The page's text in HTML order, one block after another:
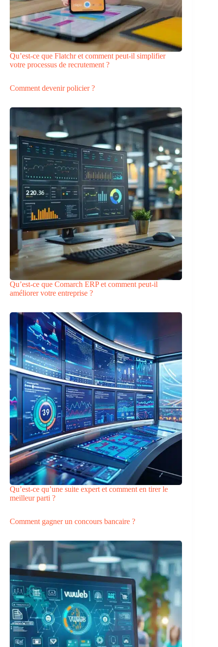
Qu’est-ce que Flatchr et comment peut-il simplifier
votre processus de recrutement ?
Comment devenir policier ?
Qu’est-ce que Comarch ERP et comment peut-il
améliorer votre entreprise ?
Qu’est-ce qu’une suite expert et comment en tirer le
meilleur parti ?
Comment gagner un concours bancaire ?